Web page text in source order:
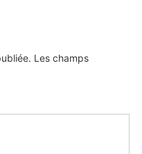
Les champs